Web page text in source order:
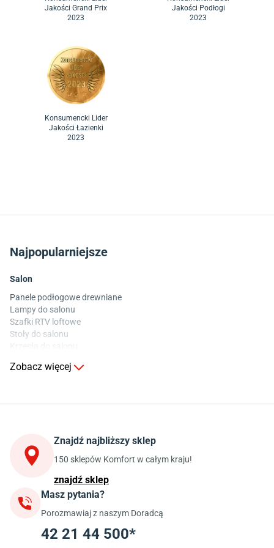
Jakości Grand Prix
2023
Jakości Podłogi
2023
Konsumencki Lider
Jakości Łazienki
2023
Najpopularniejsze
Salon
Panele podłogowe drewniane
Lampy do salonu
Szafki RTV loftowe
Stoły do salonu
Stoły do kuchni
Szafki kuchenne wiszące (górne)
Szafki pod zlewozmywak
Blaty kuchenne laminowane
Jadalnia
Stoły do jadalni
Krzesła do jadalni
Dywany szare
Zobacz więcej
Znajdź najbliższy sklep
150 sklepów Komfort w całym kraju!
znajdź sklep
Masz pytania?
Porozmawiaj z naszym Doradcą
42 21 44 500*